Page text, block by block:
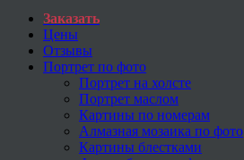
Заказать
Цены
Отзывы
Портрет по фото
Портрет на холсте
Портрет маслом
Картины по номерам
Алмазная мозаика по фото
Картины блестками